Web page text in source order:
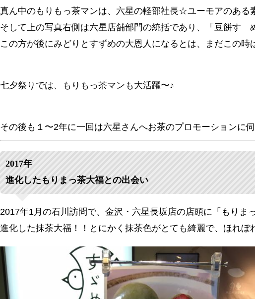
真ん中のもりもっ茶マンは、六星の軽部社長☆ユーモアのある
そして上の写真右側は六星店舗部門の統括であり、「豆餅すゞ
この方が後にみどりとすずめの大恩人になるとは、まだこの時
七夕祭りでは、もりもっ茶マンも大活躍〜♪
その後も１〜2年に一回は六星さんへお茶のプロモーションに
2017年
進化したもりまっ茶大福との出会い
2017年1月の石川訪問で、金沢・六星長坂店の店頭に「もりま
進化した抹茶大福！！とにかく抹茶色がとても綺麗で、ほれぼ